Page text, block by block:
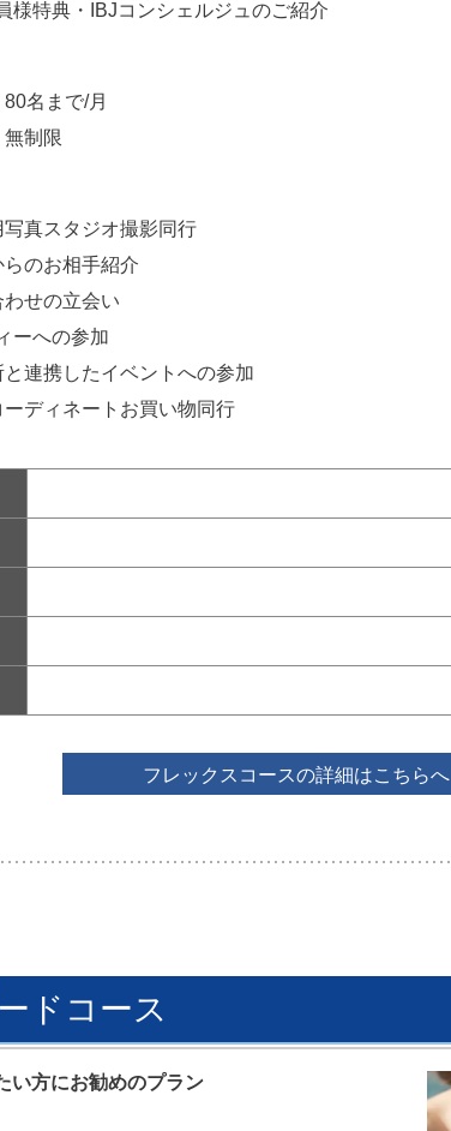
様特典・IBJコンシェルジュのご紹介
込：80名まで/月
無制限
真スタジオ撮影同行
のお相手紹介
せの立会い
ーへの参加
連携したイベントへの参加
ディネートお買い物同行
フレックスコースの詳細はこちらへ
ドコース
い方にお勧めのプラン